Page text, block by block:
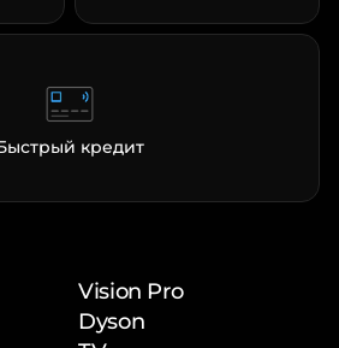
кредит
Vision Pro
Dyson